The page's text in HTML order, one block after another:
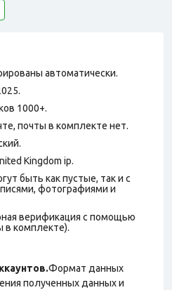
автоматически.
1000+.
почты в комплекте нет.
Kingdom ip.
быть как пустые, так и с
фотографиями и
верификация с помощью
в комплекте).
Формат данных
полученных данных и